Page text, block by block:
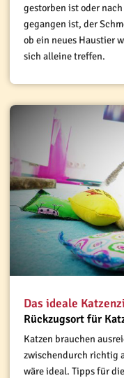
gestorben ist oder
gegangen ist, der
ob ein neues Haustier
sich alleine treffen.
Das ideale
Rückzugsort für
Katzen brauchen
zwischendurch richtig
wäre ideal. Tipps für